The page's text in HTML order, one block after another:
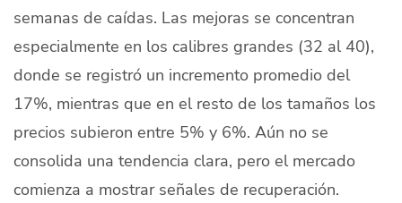
semanas de caídas. Las mejoras se concentran
especialmente en los calibres grandes (32 al 40),
donde se registró un incremento promedio del
17%, mientras que en el resto de los tamaños los
precios subieron entre 5% y 6%. Aún no se
consolida una tendencia clara, pero el mercado
comienza a mostrar señales de recuperación.